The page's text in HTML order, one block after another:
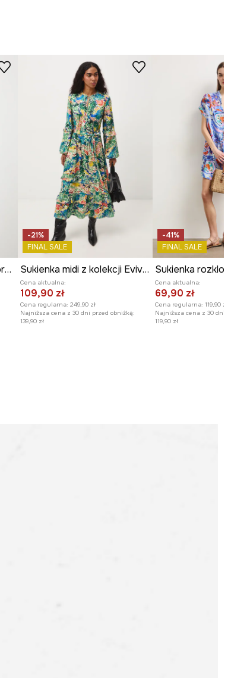
Rodzaj rękawa: raglanowy
Krój modelu
rozkloszowana
Sukienka damska mini wzorzysta
-21%
FINAL SALE
Sukienka midi z kolekcji Eviva L'arte
Cena aktualna:
109,90 zł
Cena regularna: 249,90 zł
Najniższa cena z 30 dni przed obniżką:
139,90 zł
-41%
FINAL SALE
Cena aktualna:
69,90 zł
Cena regularna: 119,90 zł
Najniższa cena z 30 dni przed
119,90 zł